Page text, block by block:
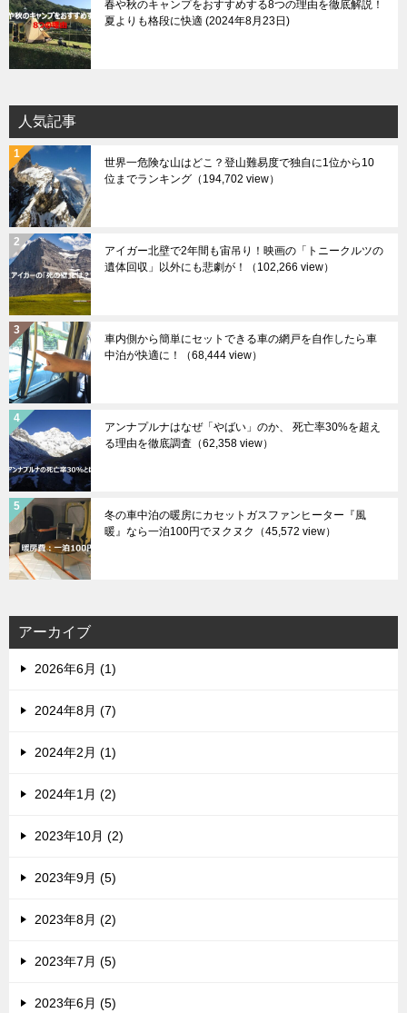
春や秋のキャンプをおすすめする8つの理由を徹底解説！
夏よりも格段に快適 2024年8月23日
人気記事
世界一危険な山はどこ？登山難易度で独自に1位から10
位までランキング （194,702 view）
アイガー北壁で2年間も宙吊り！映画の「トニークルツの
遺体回収」以外にも悲劇が！
（102,266 view）
車内側から簡単にセットできる車の網戸を自作したら車
中泊が快適に！
（68,444 view）
アンナプルナはなぜ「やばい」のか、 死亡率30%を超え
る理由を徹底調査 （62,358 view）
冬の車中泊の暖房にカセットガスファンヒーター『風
暖』なら一泊100円でヌクヌク
（45,572 view）
アーカイブ
2026年6月 (1)
2024年8月 (7)
2024年2月 (1)
2024年1月 (2)
2023年10月 (2)
2023年9月 (5)
2023年8月 (2)
2023年7月 (5)
2023年6月 (5)